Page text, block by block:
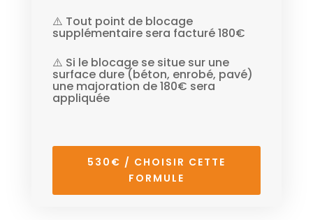
⚠️ Tout point de blocage
supplémentaire sera facturé 180€
⚠️ Si le blocage se situe sur une
surface dure (béton, enrobé, pavé)
une majoration de 180€ sera
appliquée
530€ / CHOISIR CETTE
FORMULE